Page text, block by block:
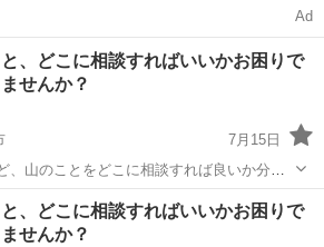
Ad
、どこに相談すればいいかお困りで
せんか？
7月15日
、山のことをどこに相談すれば良いか分か
ってる山の価値ってどうなの？」 「売却を
…」 そんな山に関するお悩み
くださ...
の他 お客様
、どこに相談すればいいかお困りで
せんか？